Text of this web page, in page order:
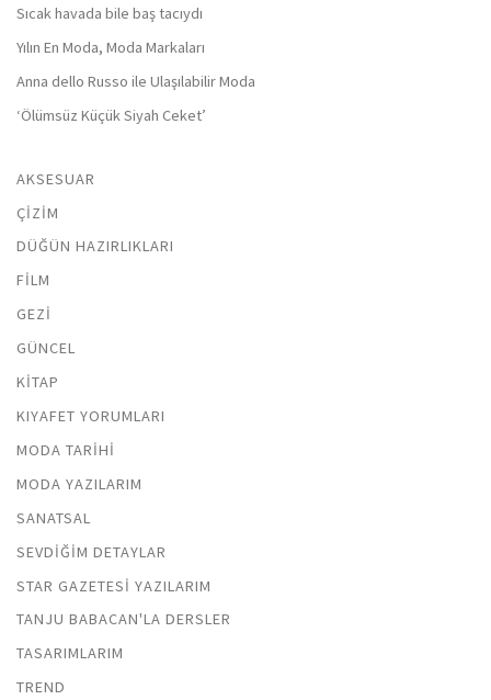
Sıcak havada bile baş tacıydı
Yılın En Moda, Moda Markaları
Anna dello Russo ile Ulaşılabilir Moda
‘Ölümsüz Küçük Siyah Ceket’
AKSESUAR
ÇIZIM
DÜĞÜN HAZIRLIKLARI
FILM
GEZI
GÜNCEL
KITAP
KIYAFET YORUMLARI
MODA TARIHI
MODA YAZILARIM
SANATSAL
SEVDIĞIM DETAYLAR
STAR GAZETESI YAZILARIM
TANJU BABACAN'LA DERSLER
TASARIMLARIM
TREND